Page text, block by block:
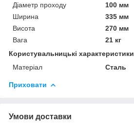
Діаметр проходу
100 мм
Ширина
335 мм
Висота
270 мм
Вага
21 кг
Користувальницькі характеристики
Матеріал
Сталь
Приховати
Умови доставки